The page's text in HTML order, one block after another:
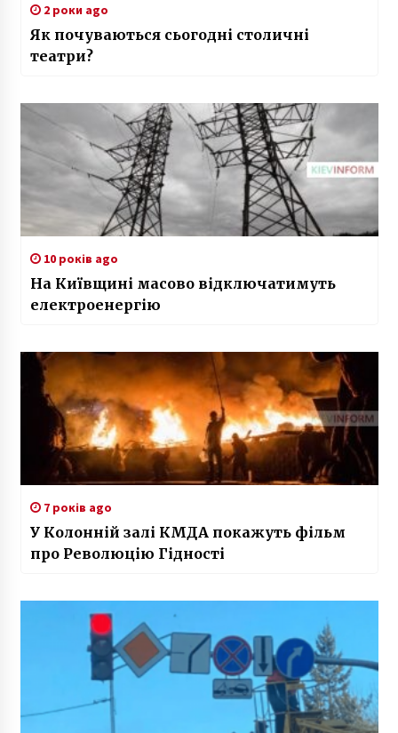
2 роки ago
Як почуваються сьогодні столичні
театри?
10 років ago
На Київщині масово відключатимуть
електроенергію
7 років ago
У Колонній залі КМДА покажуть фільм
про Революцію Гідності